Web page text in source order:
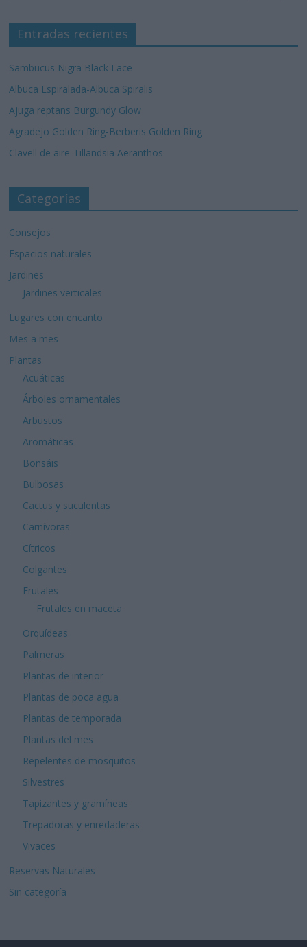
Entradas recientes
Sambucus Nigra Black Lace
Albuca Espiralada-Albuca Spiralis
Ajuga reptans Burgundy Glow
Agradejo Golden Ring-Berberis Golden Ring
Clavell de aire-Tillandsia Aeranthos
Categorías
Consejos
Espacios naturales
Jardines
Jardines verticales
Lugares con encanto
Mes a mes
Plantas
Acuáticas
Árboles ornamentales
Arbustos
Aromáticas
Bonsáis
Bulbosas
Cactus y suculentas
Carnívoras
Cítricos
Colgantes
Frutales
Frutales en maceta
Orquídeas
Palmeras
Plantas de interior
Plantas de poca agua
Plantas de temporada
Plantas del mes
Repelentes de mosquitos
Silvestres
Tapizantes y gramíneas
Trepadoras y enredaderas
Vivaces
Reservas Naturales
Sin categoría